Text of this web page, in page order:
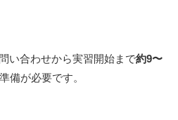
い合わせから実習開始まで約9〜
備が必要です。